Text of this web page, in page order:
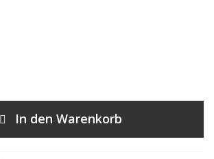
In den Warenkorb